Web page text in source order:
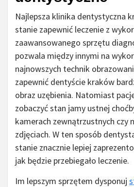
Najlepsza klinika dentystyczna
stanie zapewnić leczenie z
zaawansowanego sprzętu
pozwala między innymi na
najnowszych technik
zapewnić dentyście kraków
obraz uzębienia. Natomiast
zobaczyć stan jamy ustnej
kamerach zewnątrzustnych czy
zdjęciach. W ten sposób
stanie znacznie lepiej
jak będzie przebiegało leczenie.
Im lepszym sprzętem dysponuj